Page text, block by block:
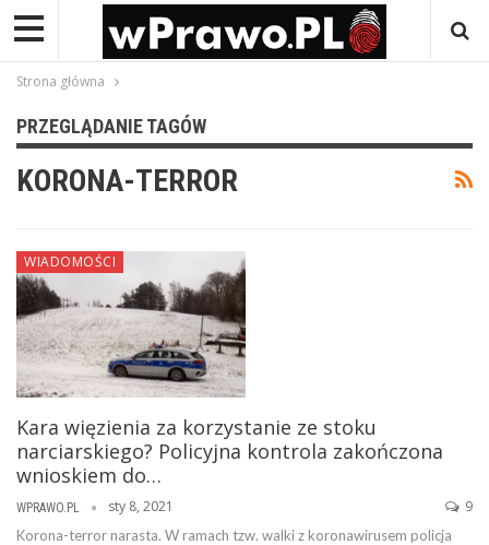
Strona główna
PRZEGLĄDANIE TAGÓW
KORONA-TERROR
WIADOMOŚCI
Kara więzienia za korzystanie ze stoku
narciarskiego? Policyjna kontrola zakończona
wnioskiem do…
WPRAWO.PL sty 8, 2021 9
Korona-terror narasta. W ramach tzw. walki z koronawirusem policja